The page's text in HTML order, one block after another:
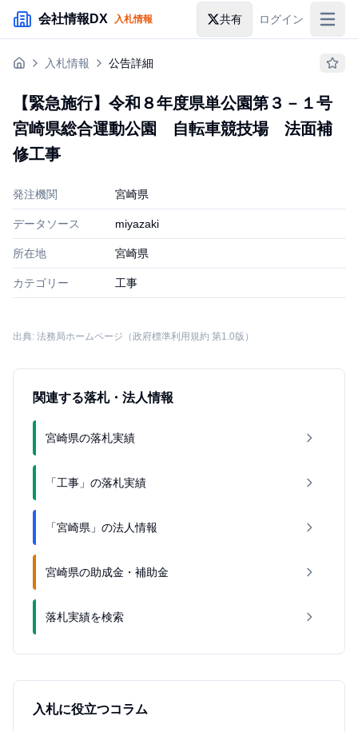
メインコンテンツにスキップ
会社情報DX 入札情報 共有 ログイン
入札情報
助成金・補助金
企業検索
入札情報 公告詳細
【緊急施行】令和８年度県単公園第３－１号
宮崎県総合運動公園 自転車競技場 法面補
修工事
発注機関 宮崎県
データソース miyazaki
所在地 宮崎県
カテゴリー 工事
出典: 法務局ホームページ（政府標準利用規約 第1.0版）
関連する落札・法人情報
宮崎県の落札実績
「工事」の落札実績
「宮崎県」の法人情報
宮崎県の助成金・補助金
落札実績を検索
入札に役立つコラム